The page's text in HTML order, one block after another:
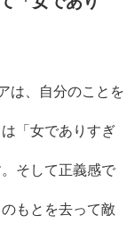
は、自分のことを
「女でありすぎ
そして正義感で
もとを去って敵